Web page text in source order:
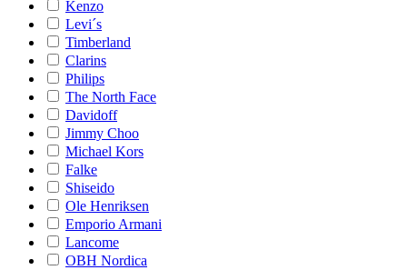
Kenzo
Levi´s
Timberland
Clarins
Philips
The North Face
Davidoff
Jimmy Choo
Michael Kors
Falke
Shiseido
Ole Henriksen
Emporio Armani
Lancome
OBH Nordica